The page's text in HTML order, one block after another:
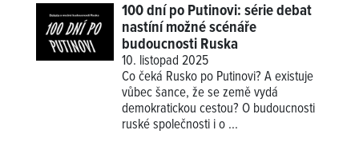
100 dní po Putinovi: série debat
nastíní možné scénáře
budoucnosti Ruska
10. listopad 2025
Co čeká Rusko po Putinovi? A existuje
vůbec šance, že se země vydá
demokratickou cestou? O budoucnosti
ruské společnosti i o ...